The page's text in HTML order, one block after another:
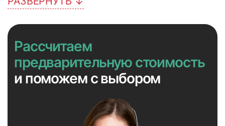
3
Рассчитаем
предварительную стоимость
и поможем с выбором